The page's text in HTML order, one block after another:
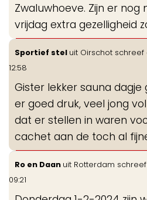
Zwaluwhoeve. Zijn er nog
vrijdag extra gezelligheid
Sportief stel uit Oirschot schreef
12:58
Gister lekker sauna dagje
er goed druk, veel jong
dat er stellen in waren
cachet aan de toch al
Ro en Daan uit Rotterdam
09:21